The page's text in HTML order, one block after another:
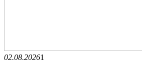
02.08.20261